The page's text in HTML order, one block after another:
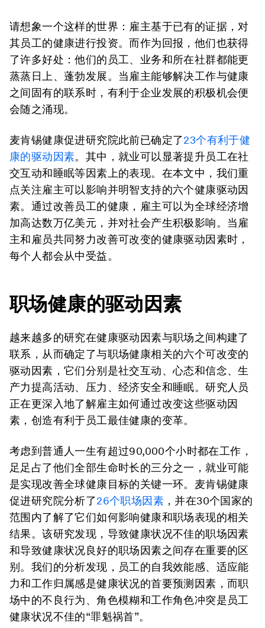
请想象一个这样的世界：雇主基于已有的证据，对
其员工的健康进行投资。而作为回报，他们也获得
了许多好处：他们的员工、业务和所在社群都能更
蒸蒸日上、蓬勃发展。当雇主能够解决工作与健康
之间固有的联系时，有利于企业发展的积极机会便
会随之涌现。
麦肯锡健康促进研究院此前已确定了23个有利于健
康的驱动因素。其中，就业可以显著提升员工在社
交互动和睡眠等因素上的表现。在本文中，我们重
点关注雇主可以影响并明智支持的六个健康驱动因
素。通过改善员工的健康，雇主可以为全球经济增
加高达数万亿美元，并对社会产生积极影响。当雇
主和雇员共同努力改善可改变的健康驱动因素时，
每个人都会从中受益。
职场健康的驱动因素
越来越多的研究在健康驱动因素与职场之间构建了
联系，从而确定了与职场健康相关的六个可改变的
驱动因素，它们分别是社交互动、心态和信念、生
产力提高活动、压力、经济安全和睡眠。研究人员
正在更深入地了解雇主如何通过改变这些驱动因
素，创造有利于员工最佳健康的变革。
考虑到普通人一生有超过90,000个小时都在工作，
足足占了他们全部生命时长的三分之一，就业可能
是实现改善全球健康目标的关键一环。麦肯锡健康
促进研究院分析了26个职场因素 ，并在30个国家的
范围内了解了它们如何影响健康和职场表现的相关
结果。该研究发现，导致健康状况不佳的职场因素
和导致健康状况良好的职场因素之间存在重要的区
别。我们的分析发现，员工的自我效能感、适应能
力和工作归属感是健康状况的首要预测因素，而职
场中的不良行为、角色模糊和工作角色冲突是员工
健康状况不佳的“罪魁祸首”。